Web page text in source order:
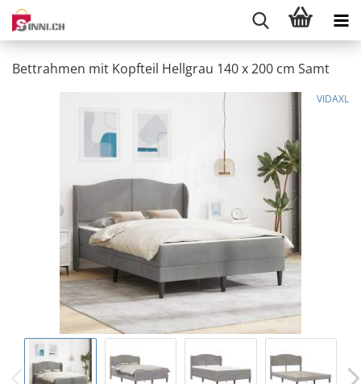
Bettrahmen mit Kopfteil Hellgrau 140 x 200 cm Samt
VIDAXL